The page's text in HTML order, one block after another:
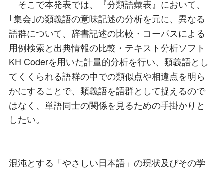
そこで本発表では、『分類語彙表』において、
｢集会｣の類義語の意味記述の分析を元に、異なる
語群について、辞書記述の比較・コーパスによる
用例検索と出典情報の比較・テキスト分析ソフト
KH Coderを用いた計量的分析を行い、類義語とし
てくくられる語群の中での類似点や相違点を明ら
かにすることで、類義語を語群として捉えるので
はなく、単語同士の関係を見るための手掛かりと
したい。
混沌とする「やさしい日本語」の現状及びその学